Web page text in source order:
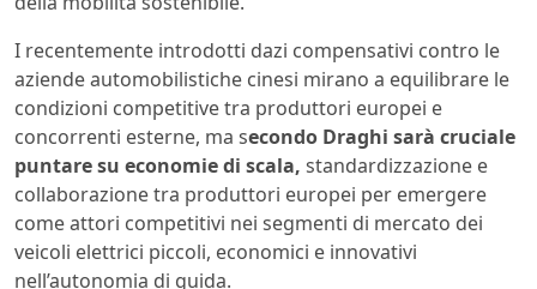
I recentemente introdotti dazi compensativi contro le
aziende automobilistiche cinesi mirano a equilibrare le
condizioni competitive tra produttori europei e
concorrenti esterne, ma secondo Draghi sarà cruciale
puntare su economie di scala, standardizzazione e
collaborazione tra produttori europei per emergere
come attori competitivi nei segmenti di mercato dei
veicoli elettrici piccoli, economici e innovativi
nell’autonomia di guida.